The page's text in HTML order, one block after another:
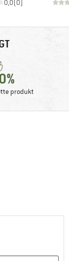
0,0 0
produkt